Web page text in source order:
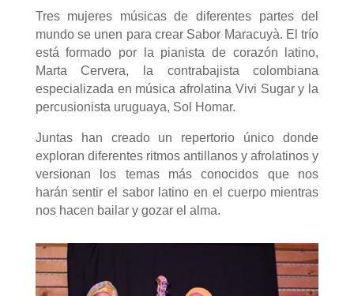
Tres mujeres músicas de diferentes partes del
mundo se unen para crear Sabor Maracuyà. El trío
está formado por la pianista de corazón latino,
Marta Cervera, la contrabajista colombiana
especializada en música afrolatina Vivi Sugar y la
percusionista uruguaya, Sol Homar.
Juntas han creado un repertorio único donde
exploran diferentes ritmos antillanos y afrolatinos y
versionan los temas más conocidos que nos
harán sentir el sabor latino en el cuerpo mientras
nos hacen bailar y gozar el alma.